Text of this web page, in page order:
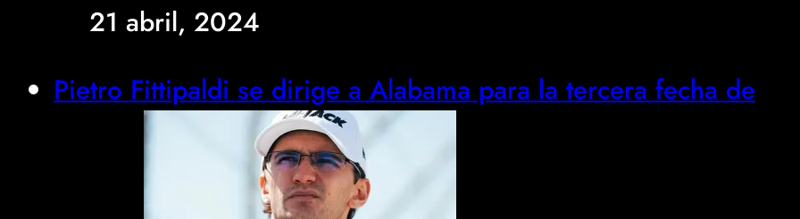
21 abril, 2024
Pietro Fittipaldi se dirige a Alabama para la tercera fecha de